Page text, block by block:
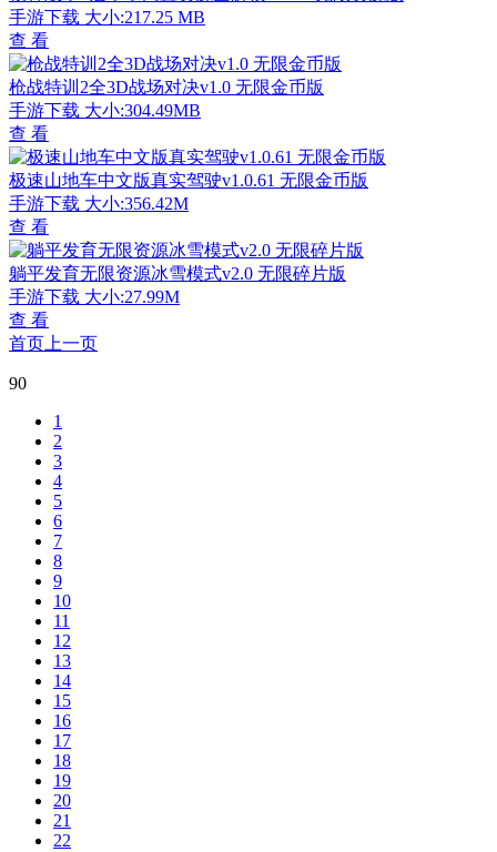
手游下载 大小:217.25 MB
查 看
枪战特训2全3D战场对决v1.0 无限金币版
手游下载 大小:304.49MB
查 看
极速山地车中文版真实驾驶v1.0.61 无限金币版
手游下载 大小:356.42M
查 看
躺平发育无限资源冰雪模式v2.0 无限碎片版
手游下载 大小:27.99M
查 看
首页 上一页
90
1
2
3
4
5
6
7
8
9
10
11
12
13
14
15
16
17
18
19
20
21
22